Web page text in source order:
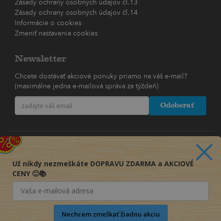
Zásady ochrany osobných údajov čl.13
Zásady ochrany osobných údajov čl.14
Informácie o cookies
Zmeniť nastavenia cookies
Newsletter
Chcete dostávať akciové ponuky priamo na váš e-mail?
(maximálne jedna e-mailová správa za týždeň)
Odoberať
Už nikdy nezmeškáte DOPRAVU ZDARMA a AKCIOVÉ
CENY 🙂📚
Nechcem zmeškať žiadnu akciu